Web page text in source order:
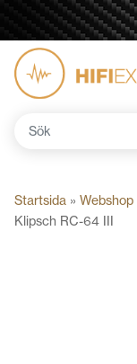
Sök
Startsida » Webshop
Klipsch RC-64 III